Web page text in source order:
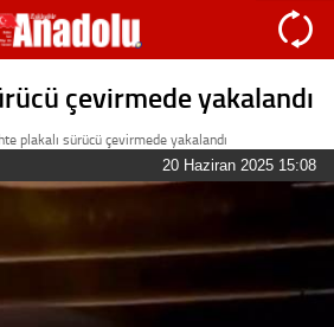
çevirmede yakalandı
plakalı sürücü çevirmede yakalandı
20 Haziran 2025 15:08